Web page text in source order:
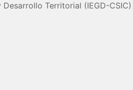
Territorial (IEGD-CSIC)